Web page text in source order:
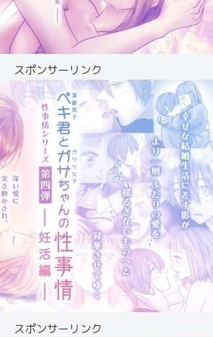
スポンサーリンク
スポンサーリンク